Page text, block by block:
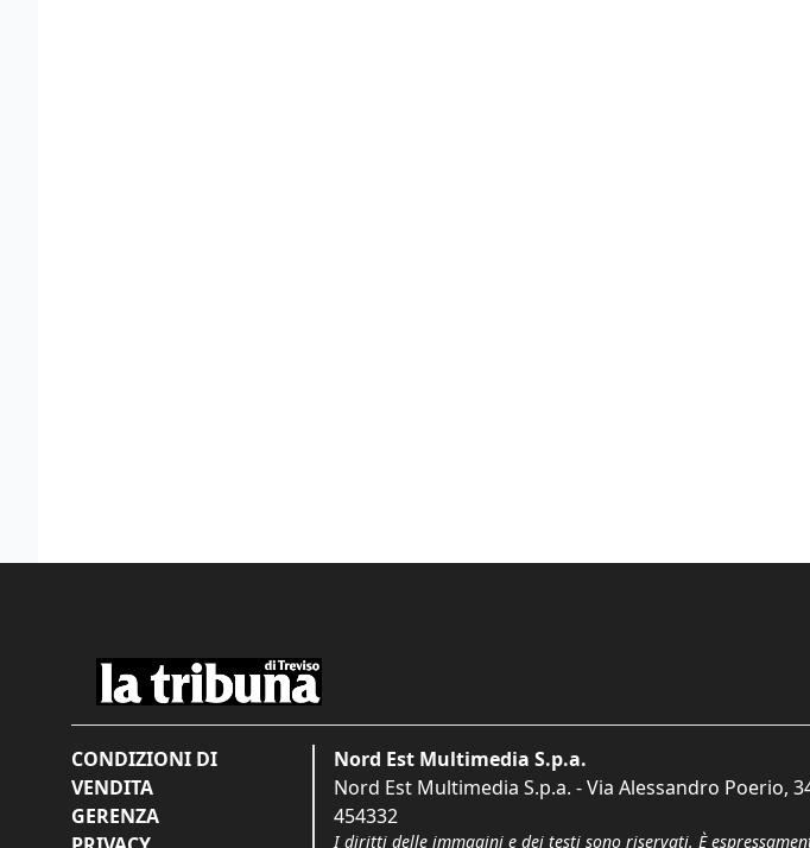
CONDIZIONI DI
VENDITA
GERENZA
Nord Est Multimedia S.p.a.
Nord Est Multimedia S.p.a. - Via Alessandro Poerio,
454332
I diritti delle immagini e dei testi sono riservati. È